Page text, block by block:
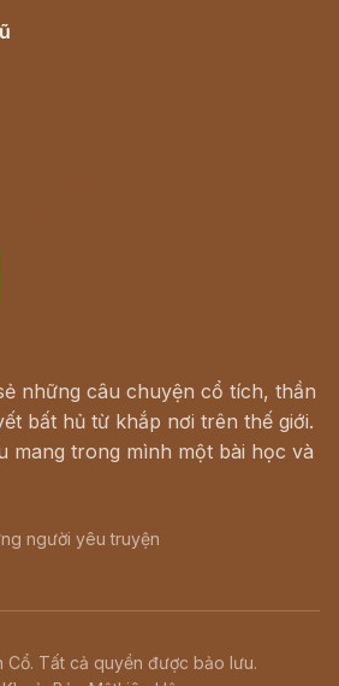
những câu chuyện cổ tích, thần
bất hủ từ khắp nơi trên thế giới.
mang trong mình một bài học và
người yêu truyện
Tất cả quyền được bảo lưu.